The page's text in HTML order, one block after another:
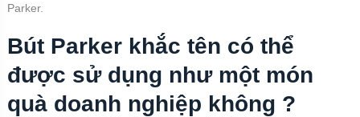
Parker.
Bút Parker khắc tên có thể
được sử dụng như một món
quà doanh nghiệp không ?